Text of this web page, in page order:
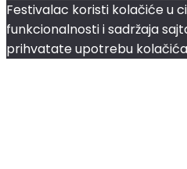
Festivalac koristi kolačiće u
funkcionalnosti i sadržaja
prihvatate upotrebu